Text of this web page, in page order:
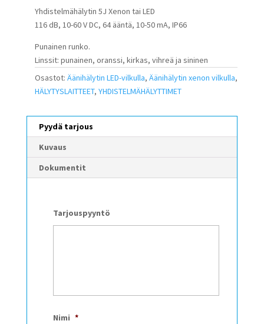
Yhdistelmähälytin 5J Xenon tai LED
116 dB, 10-60 V DC, 64 ääntä, 10-50 mA, IP66
Punainen runko.
Linssit: punainen, oranssi, kirkas, vihreä ja sininen
Osastot: Äänihälytin LED-vilkulla, Äänihälytin xenon vilkulla,
HÄLYTYSLAITTEET, YHDISTELMÄHÄLYTTIMET
Pyydä tarjous
Kuvaus
Dokumentit
Tarjouspyyntö
Nimi *